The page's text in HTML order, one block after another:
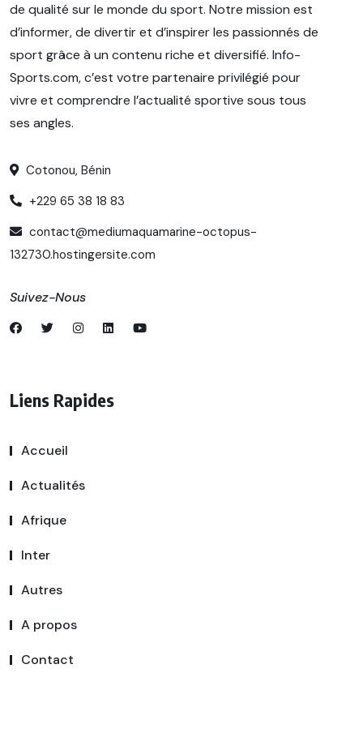
de qualité sur le monde du sport. Notre mission est
d’informer, de divertir et d’inspirer les passionnés de
sport grâce à un contenu riche et diversifié. Info-
Sports.com, c’est votre partenaire privilégié pour
vivre et comprendre l’actualité sportive sous tous
ses angles.
Cotonou, Bénin
+229 65 38 18 83
contact@mediumaquamarine-octopus-
132730.hostingersite.com
Suivez-Nous
Liens Rapides
Accueil
Actualités
Afrique
Inter
Autres
A propos
Contact